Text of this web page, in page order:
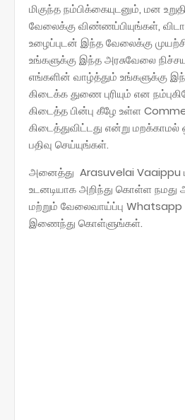
மிகுந்த நம்பிக்கையுடனும், மன
வேலைக்கு விண்ணப்பியுங்கள், விடா
உழைப்புடன் இந்த வேலைக்கு
உங்களுக்கு இந்த அரசுவேலை
எங்களின் வாழ்த்தும் உங்களுக்கு
கிடைக்க துணை புரியும் என
கிடைத்த பின்பு கீழே உள்ள
கிடைத்துவிட்டது என்று
பதிவு செய்யுங்கள்.
அனைத்து Arasuvelai Vaaippu
உடனடியாக அறிந்து கொள்ள நமது
மற்றும் வேலைவாய்ப்பு Whatsapp
இணைந்து கொள்ளுங்கள்.